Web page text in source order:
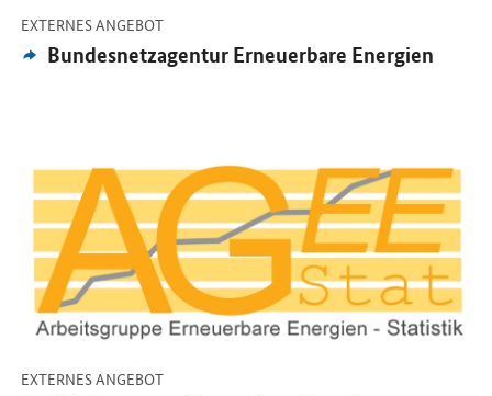
EXTERNES ANGEBOT-
Externes
Angebot:
Bundesnetzagentur Erneuerbare Energien
Öffnet Einzelsicht
EXTERNES ANGEBOT-
Öffnet Einzelsicht